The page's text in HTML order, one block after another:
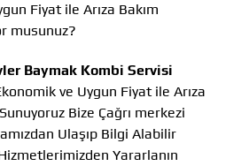
Fiyat ile Arıza Bakım
musunuz?
Baymak Kombi Servisi
ve Uygun Fiyat ile Arıza
Bize Çağrı merkezi
Ulaşıp Bilgi Alabilir
Yararlanın